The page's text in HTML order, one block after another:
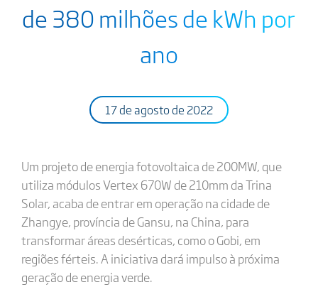
de 380 milhões de kWh por
ano
17 de agosto de 2022
Um projeto de energia fotovoltaica de 200MW, que
utiliza módulos Vertex 670W de 210mm da Trina
Solar, acaba de entrar em operação na cidade de
Zhangye, província de Gansu, na China, para
transformar áreas desérticas, como o Gobi, em
regiões férteis. A iniciativa dará impulso à próxima
geração de energia verde.